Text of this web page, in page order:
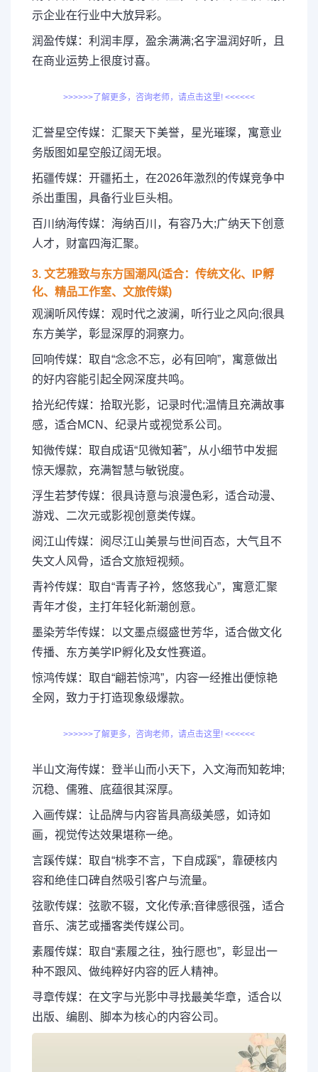
示企业在行业中大放异彩。
润盈传媒：利润丰厚，盈余满满;名字温润好听，且
在商业运势上很度讨喜。
>>>>>>了解更多，咨询老师，请点击这里! <<<<<<
汇誉星空传媒：汇聚天下美誉，星光璀璨，寓意业
务版图如星空般辽阔无垠。
拓疆传媒：开疆拓土，在2026年激烈的传媒竞争中
杀出重围，具备行业巨头相。
百川纳海传媒：海纳百川，有容乃大;广纳天下创意
人才，财富四海汇聚。
3. 文艺雅致与东方国潮风(适合：传统文化、IP孵
化、精品工作室、文旅传媒)
观澜听风传媒：观时代之波澜，听行业之风向;很具
东方美学，彰显深厚的洞察力。
回响传媒：取自“念念不忘，必有回响”，寓意做出
的好内容能引起全网深度共鸣。
拾光纪传媒：拾取光影，记录时代;温情且充满故事
感，适合MCN、纪录片或视觉系公司。
知微传媒：取自成语“见微知著”，从小细节中发掘
惊天爆款，充满智慧与敏锐度。
浮生若梦传媒：很具诗意与浪漫色彩，适合动漫、
游戏、二次元或影视创意类传媒。
阅江山传媒：阅尽江山美景与世间百态，大气且不
失文人风骨，适合文旅短视频。
青衿传媒：取自“青青子衿，悠悠我心”，寓意汇聚
青年才俊，主打年轻化新潮创意。
墨染芳华传媒：以文墨点缀盛世芳华，适合做文化
传播、东方美学IP孵化及女性赛道。
惊鸿传媒：取自“翩若惊鸿”，内容一经推出便惊艳
全网，致力于打造现象级爆款。
>>>>>>了解更多，咨询老师，请点击这里! <<<<<<
半山文海传媒：登半山而小天下，入文海而知乾坤;
沉稳、儒雅、底蕴很其深厚。
入画传媒：让品牌与内容皆具高级美感，如诗如
画，视觉传达效果堪称一绝。
言蹊传媒：取自“桃李不言，下自成蹊”，靠硬核内
容和绝佳口碑自然吸引客户与流量。
弦歌传媒：弦歌不辍，文化传承;音律感很强，适合
音乐、演艺或播客类传媒公司。
素履传媒：取自“素履之往，独行愿也”，彰显出一
种不跟风、做纯粹好内容的匠人精神。
寻章传媒：在文字与光影中寻找最美华章，适合以
出版、编剧、脚本为核心的内容公司。